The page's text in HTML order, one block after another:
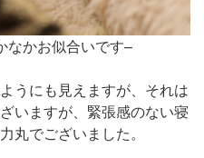
なかお似合いです–
うにも見えますが、それは
いますが、緊張感のない寝
丸でございました。